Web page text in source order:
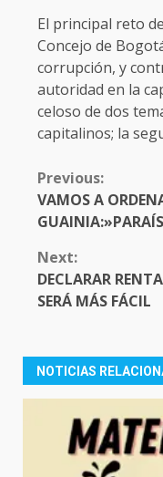
El principal reto
Concejo de
corrupción, y
autoridad en la
celoso de dos
capitalinos; la
CONTINUE
READING
Previous:
VAMOS A
Next:
DECLARAR
SERÁ MÁS FÁCIL
NOTICIAS